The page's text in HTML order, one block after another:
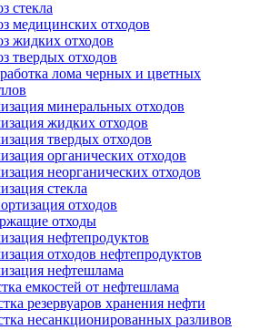
стекла
медицинских отходов
жидких отходов
твердых отходов
лома черных и цветных
минеральных отходов
жидких отходов
твердых отходов
органических отходов
неорганических отходов
стекла
отходов
отходы
нефтепродуктов
отходов нефтепродуктов
нефтешлама
емкостей от нефтешлама
резервуаров хранения нефти
несанкционированных разливов